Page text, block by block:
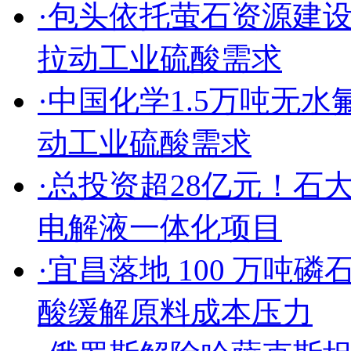
·包头依托萤石资源建
拉动工业硫酸需求
·中国化学1.5万吨无
动工业硫酸需求
·总投资超28亿元！石
电解液一体化项目
·宜昌落地 100 万吨磷
酸缓解原料成本压力